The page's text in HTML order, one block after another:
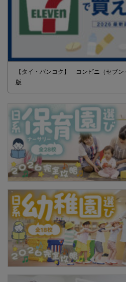
【タイ・バンコク】 コンビニ（セブ
版